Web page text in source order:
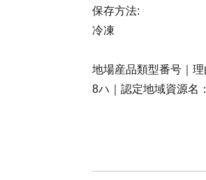
保存方法:
冷凍
地場産品類型番号｜理
8ハ｜認定地域資源名